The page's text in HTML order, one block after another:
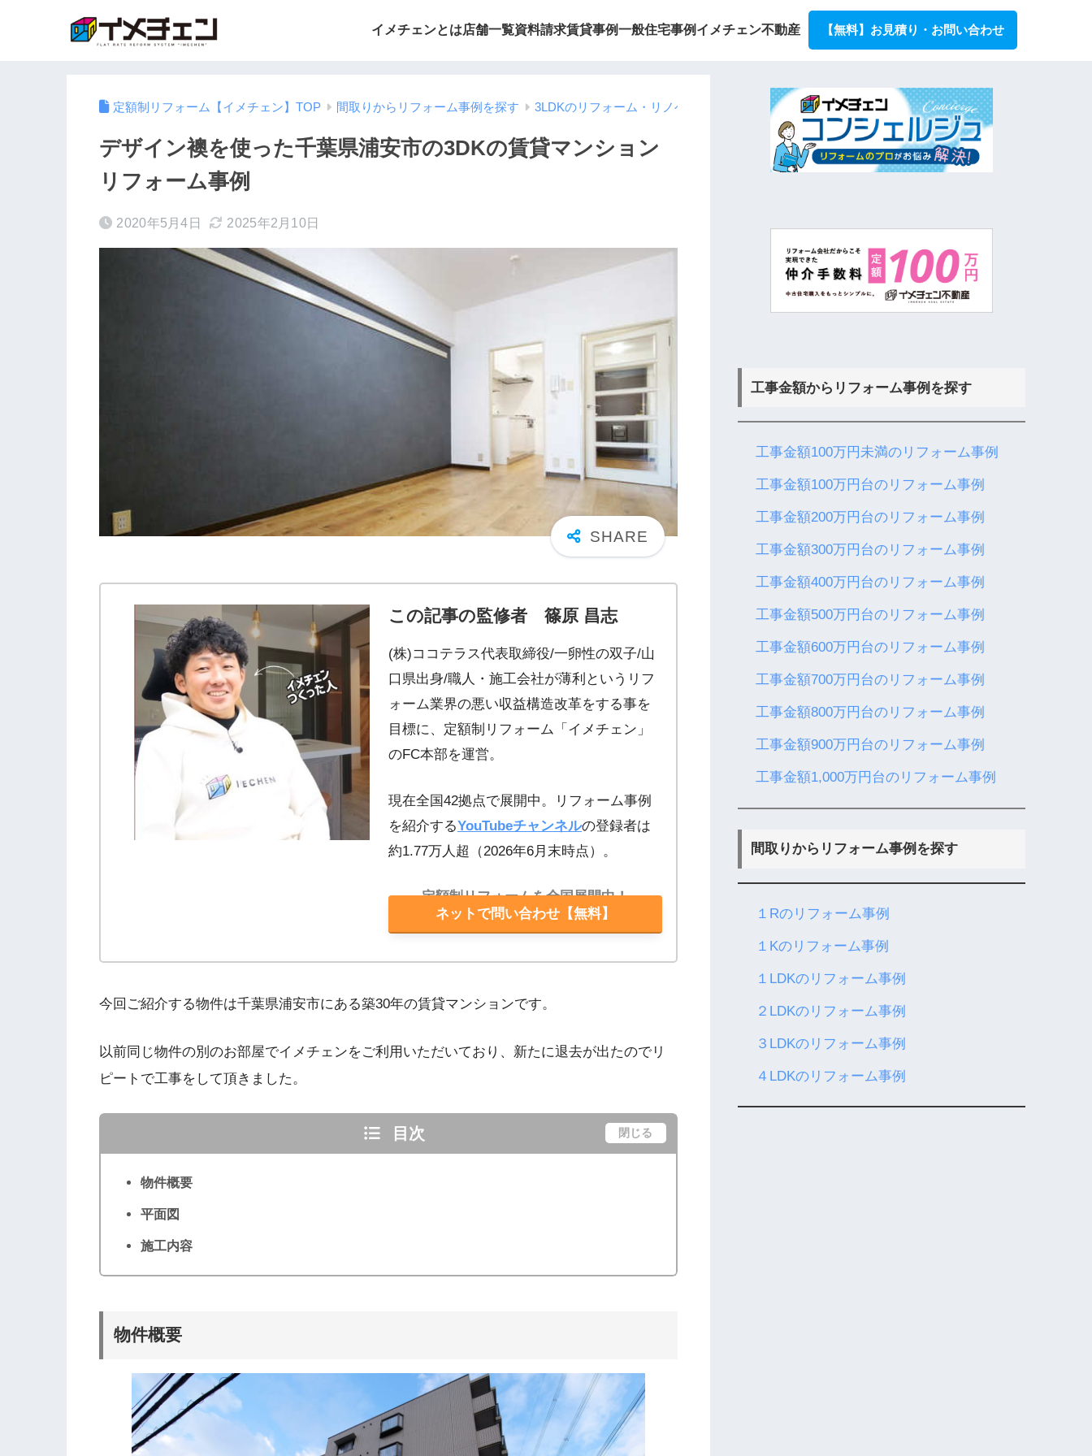
イメチェンとは店舗一覧資料請求賃貸事例一般住宅事例 イメチェン不動産 【無料】お見積り・お問い合わせ
定額制リフォーム【イメチェン】TOP 間取りからリフォーム事例を探す 3LDKのリフォーム・リノベーション事例とリフォーム費用
デザイン襖を使った千葉県浦安市の3DKの賃貸マンション
リフォーム事例
2020年5月4日 2025年2月10日
この記事の監修者 篠原 昌志
(株)ココテラス代表取締役/一卵性の双子/山
口県出身/職人・施工会社が薄利というリフ
ォーム業界の悪い収益構造改革をする事を
目標に、定額制リフォーム「イメチェン」
のFC本部を運営。
現在全国42拠点で展開中。リフォーム事例
を紹介するYouTubeチャンネルの登録者は
約1.77万人超（2026年6月末時点）。
定額制リフォームを全国展開中！
ネットで問い合わせ【無料】
今回ご紹介する物件は千葉県浦安市にある築30年の賃貸マンションです。
以前同じ物件の別のお部屋でイメチェンをご利用いただいており、新たに退去が出たのでリ
ピートで工事をして頂きました。
目次 閉じる
物件概要
平面図
施工内容
物件概要
工事金額からリフォーム事例を探す
工事金額100万円未満のリフォーム事例
工事金額100万円台のリフォーム事例
工事金額200万円台のリフォーム事例
工事金額300万円台のリフォーム事例
工事金額400万円台のリフォーム事例
工事金額500万円台のリフォーム事例
工事金額600万円台のリフォーム事例
工事金額700万円台のリフォーム事例
工事金額800万円台のリフォーム事例
工事金額900万円台のリフォーム事例
工事金額1,000万円台のリフォーム事例
間取りからリフォーム事例を探す
１Rのリフォーム事例
１Kのリフォーム事例
１LDKのリフォーム事例
２LDKのリフォーム事例
３LDKのリフォーム事例
４LDKのリフォーム事例